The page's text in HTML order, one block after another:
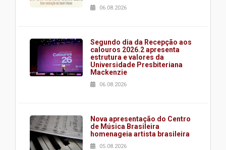
06.08.2026
Segundo dia da Recepção aos
calouros 2026.2 apresenta
estrutura e valores da
Universidade Presbiteriana
Mackenzie
06.08.2026
Nova apresentação do Centro
de Música Brasileira
homenageia artista brasileira
05.08.2026